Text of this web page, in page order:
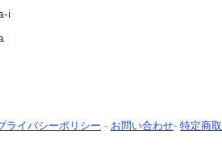
i
ライバシーポリシー - お問い合わせ- 特定商